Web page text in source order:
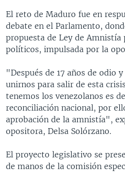
El reto de Maduro fue en
debate en el Parlamento,
propuesta de Ley de Amnistía
políticos, impulsada por la
"Después de 17 años de odio
unirnos para salir de esta
tenemos los venezolanos es
reconciliación nacional, por
aprobación de la amnistía",
opositora, Delsa Solórzano.
El proyecto legislativo se
de manos de la comisión